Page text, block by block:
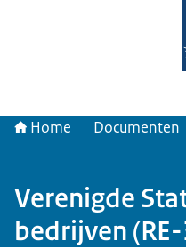
Home Documenten
Verenigde
bedrijven